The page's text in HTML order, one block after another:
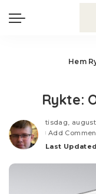
Hem
Rykte:
tisdag,
Add
Last